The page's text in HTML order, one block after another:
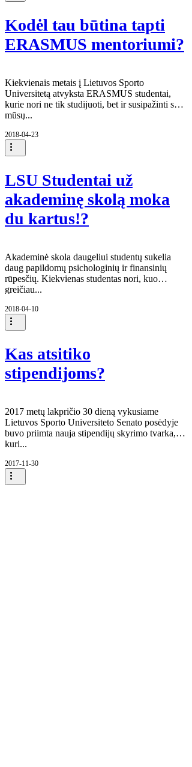
Kodėl tau būtina tapti
ERASMUS mentoriumi?
Kiekvienais metais į Lietuvos Sporto
Universitetą atvyksta ERASMUS studentai,
kurie nori ne tik studijuoti, bet ir susipažinti su
mūsų...
2018-04-23
LSU Studentai už
akademinę skolą moka
du kartus!?
Akademinė skola daugeliui studentų sukelia
daug papildomų psichologinių ir finansinių
rūpesčių. Kiekvienas studentas nori, kuo
greičiau...
2018-04-10
Kas atsitiko
stipendijoms?
2017 metų lakpričio 30 dieną vykusiame
Lietuvos Sporto Universiteto Senato posėdyje
buvo priimta nauja stipendijų skyrimo tvarka,
kuri...
2017-11-30